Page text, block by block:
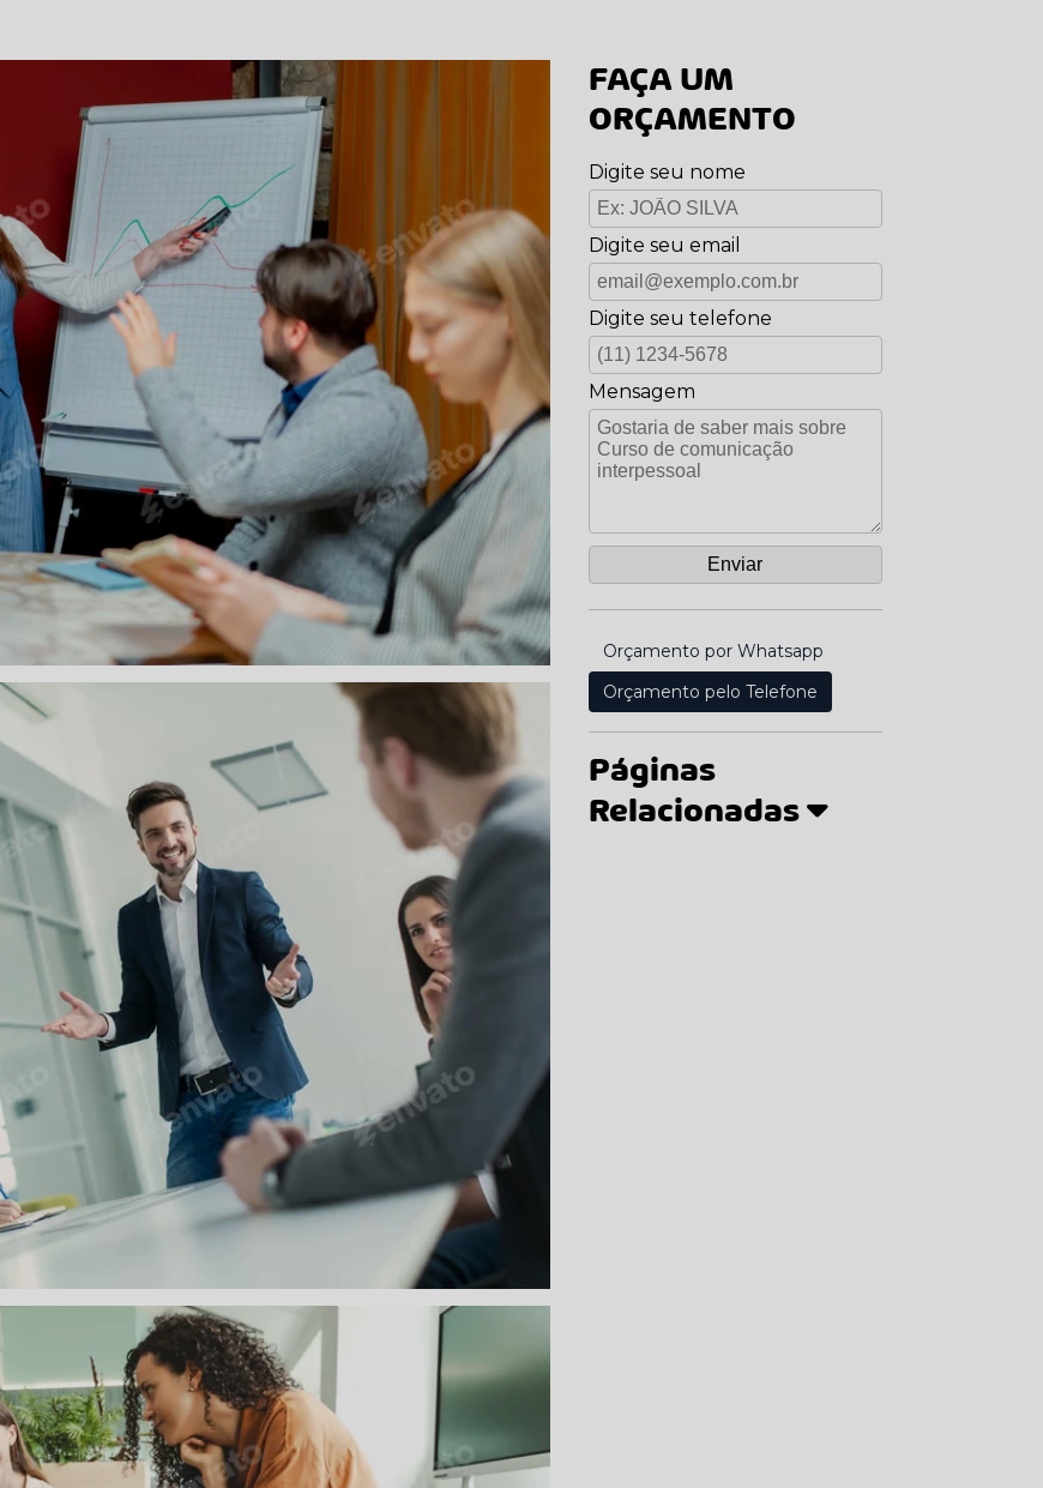
FAÇA UM
ORÇAMENTO
Digite seu nome
Digite seu email
Digite seu telefone
Mensagem
Orçamento por Whatsapp
Orçamento pelo Telefone
Páginas
Relacionadas